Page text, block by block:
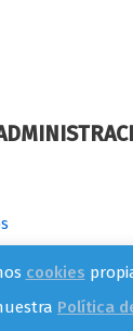
cookies
Política